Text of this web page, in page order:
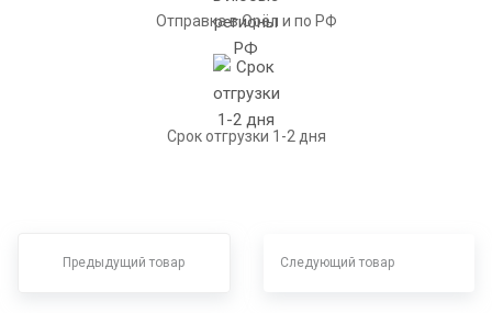
Отправка в Орёл и по РФ
Срок отгрузки 1-2 дня
Предыдущий товар Следующий товар